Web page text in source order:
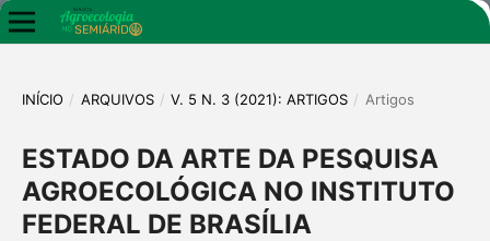
INÍCIO / ARQUIVOS / V. 5 N. 3 (2021): ARTIGOS / Artigos
ESTADO DA ARTE DA PESQUISA
AGROECOLÓGICA NO INSTITUTO
FEDERAL DE BRASÍLIA